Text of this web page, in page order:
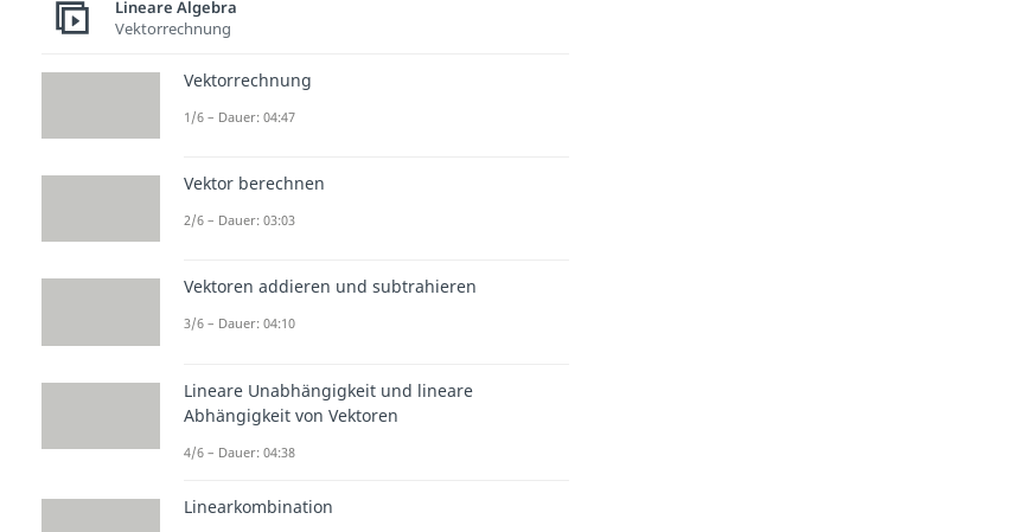
Lineare Algebra
Vektorrechnung
Vektorrechnung
1/6 – Dauer: 04:47
Vektor berechnen
2/6 – Dauer: 03:03
Vektoren addieren und subtrahieren
3/6 – Dauer: 04:10
Lineare Unabhängigkeit und lineare
Abhängigkeit von Vektoren
4/6 – Dauer: 04:38
Linearkombination